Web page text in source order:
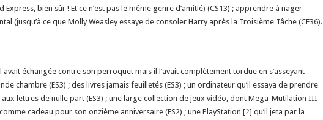
bien sûr ! Et ce n’est pas le même genre d’amitié) (CS13) ; apprendre à nager
(jusqu’à ce que Molly Weasley essaye de consoler Harry après la Troisième Tâche (CF36).
échangée contre son perroquet mais il l’avait complètement tordue en s’asseyant
chambre (ES3) ; des livres jamais feuilletés (ES3) ; un ordinateur qu’il essaya de prendre
lettres de nulle part (ES3) ; une large collection de jeux vidéo, dont Mega-Mutilation III
cadeau pour son onzième anniversaire (ES2) ; une PlayStation [2] qu’il jeta par la